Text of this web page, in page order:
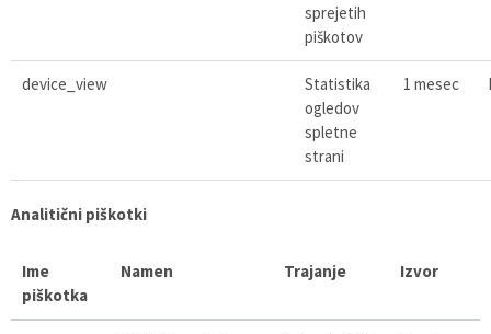
sprejetih
piškotov
device_view
Statistika
ogledov
spletne
strani
1 mesec
Analitični piškotki
Ime
piškotka
Namen Trajanje Izvor